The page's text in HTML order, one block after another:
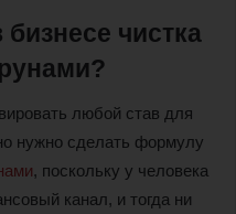
бизнесе чистка
любой став для
нужно сделать формулу
, поскольку у человека
канал, и тогда ни